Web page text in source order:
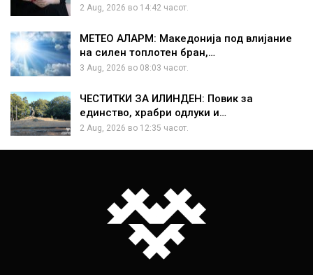
2 Aug, 2026 во 14:42 часот.
МЕТЕО АЛАРМ: Македонија под влијание
на силен топлотен бран,…
3 Aug, 2026 во 08:03 часот.
ЧЕСТИТКИ ЗА ИЛИНДЕН: Повик за
единство, храбри одлуки и…
2 Aug, 2026 во 12:35 часот.